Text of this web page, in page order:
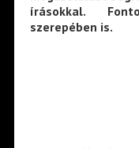
írásokkal.
szerepében is.